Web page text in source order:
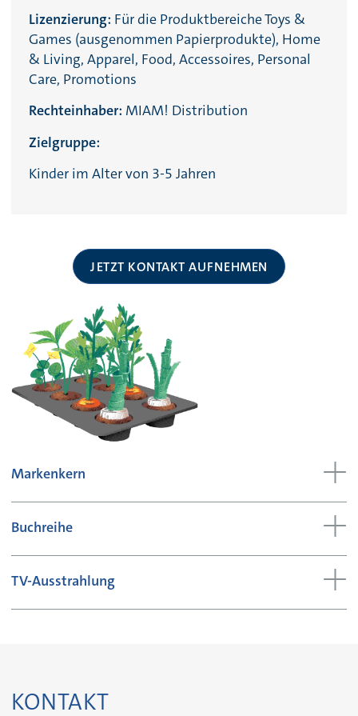
Lizenzierung: Für die Produktbereiche Toys &
Games (ausgenommen Papierprodukte), Home
& Living, Apparel, Food, Accessoires, Personal
Care, Promotions
Rechteinhaber: MIAM! Distribution
Zielgruppe:
Kinder im Alter von 3-5 Jahren
JETZT KONTAKT AUFNEHMEN
Markenkern
Buchreihe
TV-Ausstrahlung
KONTAKT